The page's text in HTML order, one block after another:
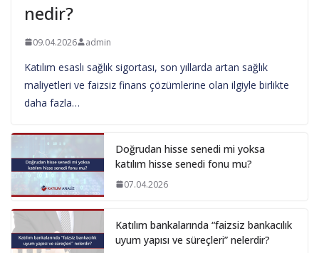
nedir?
09.04.2026 admin
Katılım esaslı sağlık sigortası, son yıllarda artan sağlık
maliyetleri ve faizsiz finans çözümlerine olan ilgiyle birlikte
daha fazla…
Doğrudan hisse senedi mi yoksa
katılım hisse senedi fonu mu?
07.04.2026
Katılım bankalarında “faizsiz bankacılık
uyum yapısı ve süreçleri” nelerdir?